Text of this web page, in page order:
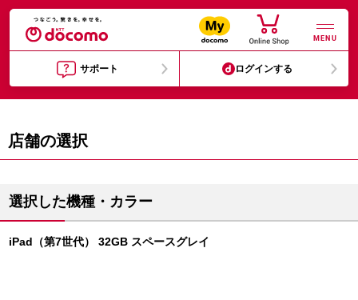
MENU
サポート ログインする
店舗の選択
選択した機種・カラー
iPad（第7世代） 32GB スペースグレイ